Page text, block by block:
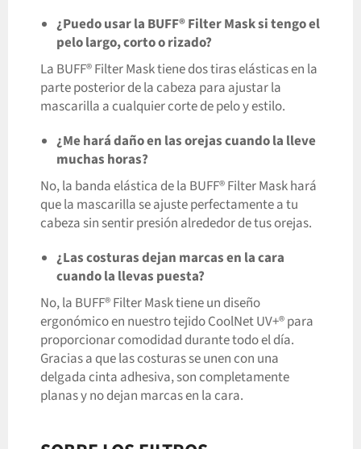
¿Puedo usar la BUFF® Filter Mask si tengo el
pelo largo, corto o rizado?
La BUFF® Filter Mask tiene dos tiras elásticas en la
parte posterior de la cabeza para ajustar la
mascarilla a cualquier corte de pelo y estilo.
¿Me hará daño en las orejas cuando la lleve
muchas horas?
No, la banda elástica de la BUFF® Filter Mask hará
que la mascarilla se ajuste perfectamente a tu
cabeza sin sentir presión alrededor de tus orejas.
¿Las costuras dejan marcas en la cara
cuando la llevas puesta?
No, la BUFF® Filter Mask tiene un diseño
ergonómico en nuestro tejido CoolNet UV+® para
proporcionar comodidad durante todo el día.
Gracias a que las costuras se unen con una
delgada cinta adhesiva, son completamente
planas y no dejan marcas en la cara.